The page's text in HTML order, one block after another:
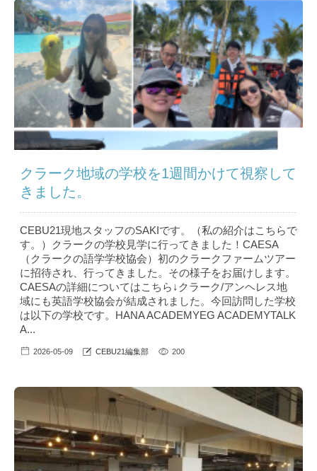
クラーク地域の学校を1週間かけて視察して
きました。
CEBU21現地スタッフのSAKIです。（私の紹介はこちら で
す。）クラークの学校見学に行ってきました！CAESA
（クラークの語学学校協会）初のクラークファームツアー
に招待され、行ってきました。その様子をお届けします。
CAESAの詳細についてはこちら↓クラーク/アンヘレス地
域にも英語学校協会が結成されました。今回訪問した学校
は以下の学校です。HANA ACADEMYEG ACADEMYTALK
A...
2026-05-09 CEBU21編集部 200